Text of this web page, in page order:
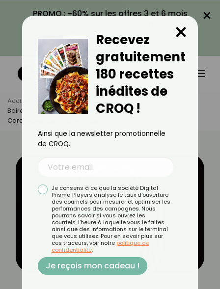
PROMO : -60% sur les offres 3 et 6 mois
VOIR LA PROMO
×
Accueil Actus
Actualités
Boire De L'alcool Dans L'avion Augmenterait Les Risques
Cardiaques Selon Une Étude !
Recevez
gratuitement
180 recettes
inédites de
CROQ !
×
Ainsi que la newsletter promotionnelle
de CROQ.
Je consens à ce que la société Digital
Prisma Players analyse le taux d'ouverture
des courriels pour mesurer et optimiser les
performances des campagnes. Nous
pourrons savoir si vous ouvrez les
courriels, l'heure à laquelle vous le faites
ainsi que des informations sur le terminal
que vous utilisez. Pour en savoir plus sur
ces traceurs, voir notre politique de
confidentialité.
Je reçois mon cadeau !